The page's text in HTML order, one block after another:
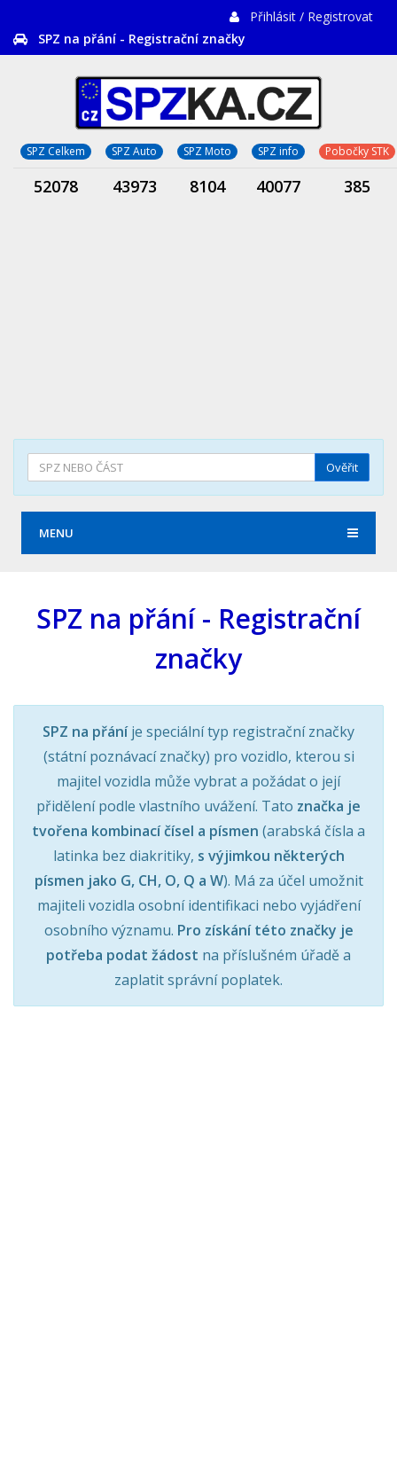
Přihlásit / Registrovat
SPZ na přání - Registrační značky
SPZ Celkem SPZ Auto SPZ Moto SPZ info Pobočky STK
52078 43973 8104 40077 385
Ověřit
MENU
SPZ na přání - Registrační
značky
SPZ na přáníje speciální typ registrační značky
(státní poznávací značky) pro vozidlo, kterou si
majitel vozidla může vybrat a požádat o její
přidělení podle vlastního uvážení. Tato značka je
tvořena kombinací čísel a písmen (arabská čísla a
latinka bez diakritiky, s výjimkou některých
písmen jako G, CH, O, Q a W). Má za účel umožnit
majiteli vozidla osobní identifikaci nebo vyjádření
osobního významu. Pro získání této značky je
potřeba podat žádost na příslušném úřadě a
zaplatit správní poplatek.